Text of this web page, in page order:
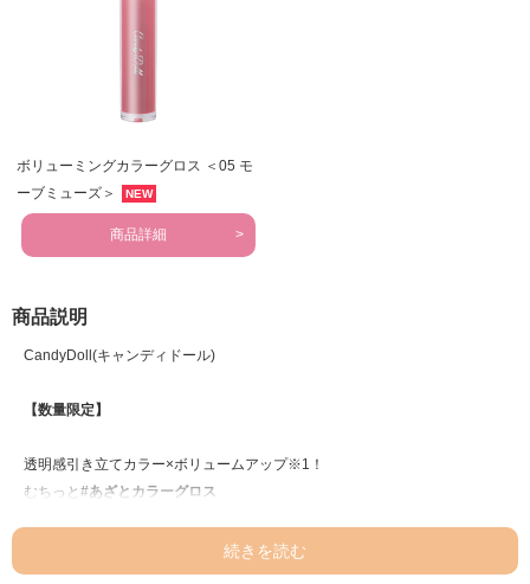
ボリューミングカラーグロス ＜05 モ
ーブミューズ＞
NEW
商品詳細
商品説明
CandyDoll(キャンディドール)
【数量限定】
透明感引き立てカラー×ボリュームアップ※1！
むちっと #あざとカラーグロス
①欲ばりを叶える絶妙発色